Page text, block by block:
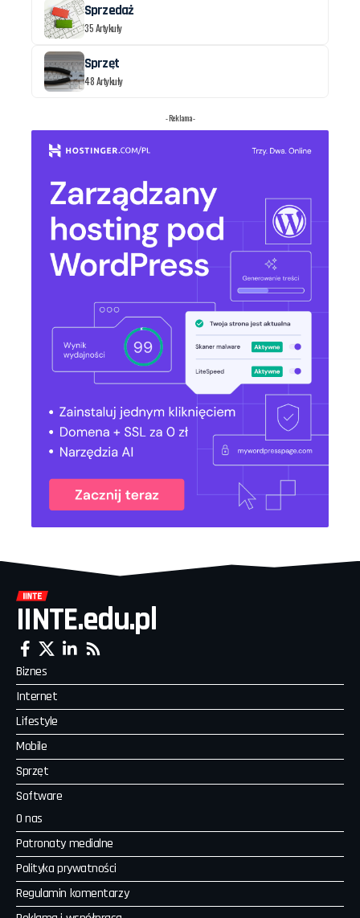
Sprzedaż
35 Artykuły
Sprzęt
48 Artykuły
- Reklama -
IINTE.edu.pl
Biznes
Internet
Lifestyle
Mobile
Sprzęt
Software
O nas
Patronaty medialne
Polityka prywatności
Regulamin komentarzy